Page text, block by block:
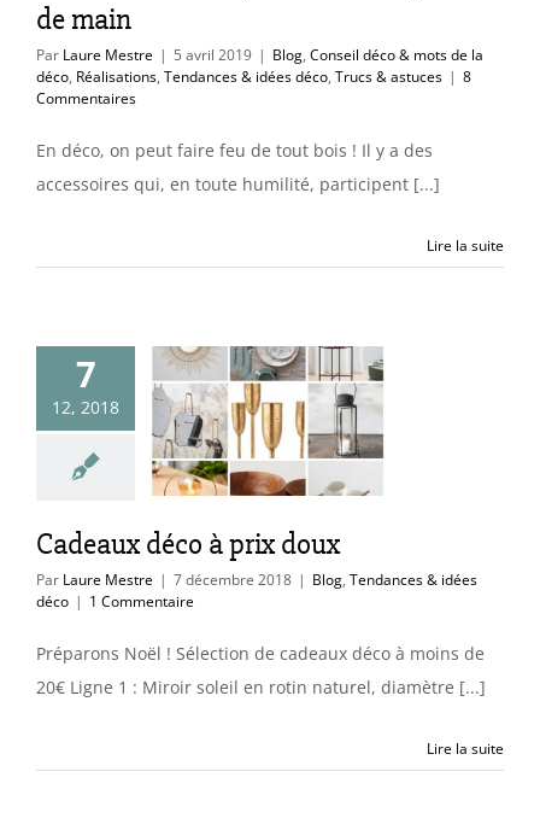
de main
Par Laure Mestre | 5 avril 2019 | Blog, Conseil déco & mots de la
déco, Réalisations, Tendances & idées déco, Trucs & astuces | 8
Commentaires
En déco, on peut faire feu de tout bois ! Il y a des
accessoires qui, en toute humilité, participent [...]
Lire la suite
7
12, 2018
déco à
doux
& idées
Cadeaux déco à prix doux
Par Laure Mestre | 7 décembre 2018 | Blog, Tendances & idées
déco | 1 Commentaire
Préparons Noël ! Sélection de cadeaux déco à moins de
20€ Ligne 1 : Miroir soleil en rotin naturel, diamètre [...]
Lire la suite